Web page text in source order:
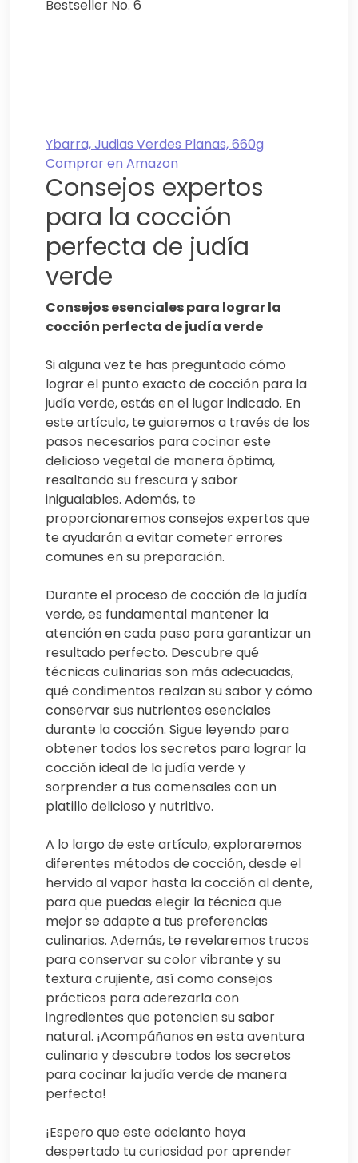
Bestseller No. 6
Ybarra, Judias Verdes Planas, 660g
Comprar en Amazon
Consejos expertos
para la cocción
perfecta de judía
verde
Consejos esenciales para lograr la
cocción perfecta de judía verde
Si alguna vez te has preguntado cómo
lograr el punto exacto de cocción para la
judía verde, estás en el lugar indicado. En
este artículo, te guiaremos a través de los
pasos necesarios para cocinar este
delicioso vegetal de manera óptima,
resaltando su frescura y sabor
inigualables. Además, te
proporcionaremos consejos expertos que
te ayudarán a evitar cometer errores
comunes en su preparación.
Durante el proceso de cocción de la judía
verde, es fundamental mantener la
atención en cada paso para garantizar un
resultado perfecto. Descubre qué
técnicas culinarias son más adecuadas,
qué condimentos realzan su sabor y cómo
conservar sus nutrientes esenciales
durante la cocción. Sigue leyendo para
obtener todos los secretos para lograr la
cocción ideal de la judía verde y
sorprender a tus comensales con un
platillo delicioso y nutritivo.
A lo largo de este artículo, exploraremos
diferentes métodos de cocción, desde el
hervido al vapor hasta la cocción al dente,
para que puedas elegir la técnica que
mejor se adapte a tus preferencias
culinarias. Además, te revelaremos trucos
para conservar su color vibrante y su
textura crujiente, así como consejos
prácticos para aderezarla con
ingredientes que potencien su sabor
natural. ¡Acompáñanos en esta aventura
culinaria y descubre todos los secretos
para cocinar la judía verde de manera
perfecta!
¡Espero que este adelanto haya
despertado tu curiosidad por aprender